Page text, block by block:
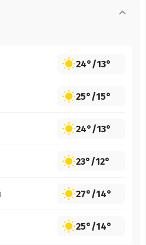
24°/13°
25°/15°
24°/13°
23°/12°
27°/14°
25°/14°